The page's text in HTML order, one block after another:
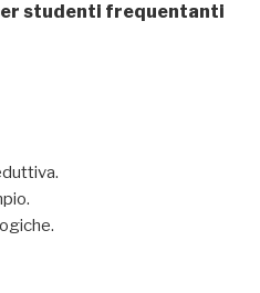
studenti frequentanti